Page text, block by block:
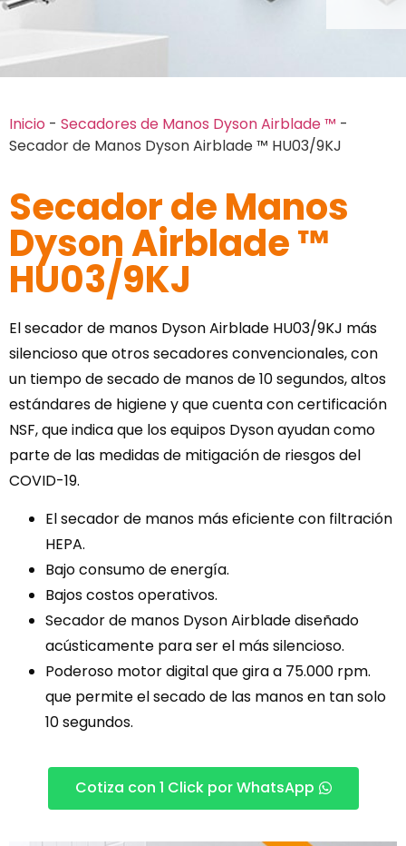
Inicio - Secadores de Manos Dyson Airblade ™ -
Secador de Manos Dyson Airblade ™ HU03/9KJ
Secador de Manos
Dyson Airblade ™
HU03/9KJ
El secador de manos Dyson Airblade HU03/9KJ más
silencioso que otros secadores convencionales, con
un tiempo de secado de manos de 10 segundos, altos
estándares de higiene y que cuenta con certificación
NSF, que indica que los equipos Dyson ayudan como
parte de las medidas de mitigación de riesgos del
COVID-19.
El secador de manos más eficiente con filtración
HEPA.
Bajo consumo de energía.
Bajos costos operativos.
Secador de manos Dyson Airblade diseñado
acústicamente para ser el más silencioso.
Poderoso motor digital que gira a 75.000 rpm.
que permite el secado de las manos en tan solo
10 segundos.
Cotiza con 1 Click por WhatsApp